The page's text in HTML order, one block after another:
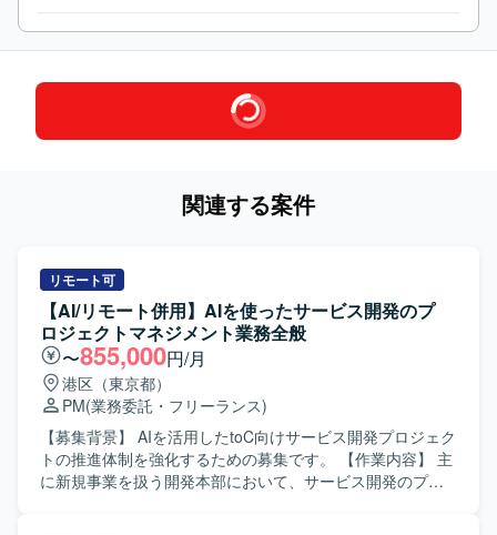
関連する案件
リモート可
【AI/リモート併用】AIを使ったサービス開発のプ
ロジェクトマネジメント業務全般
〜855,000円/月
港区（東京都）
PM(業務委託・フリーランス)
【募集背景】 AIを活用したtoC向けサービス開発プロジェク
トの推進体制を強化するための募集です。 【作業内容】 主
に新規事業を扱う開発本部において、サービス開発のプロ